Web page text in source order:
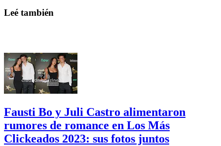
Leé también
Fausti Bo y Juli Castro alimentaron
rumores de romance en Los Más
Clickeados 2023: sus fotos juntos